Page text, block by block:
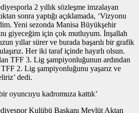
2 yıllık sözleşme imzalayan
sonra yaptığı açıklamada, ‘Vizyonu
Yeni sezonda Manisa Büyükşehir
giyeceğim için çok mutluyum. İnşallah
yıllar sürer ve burada başarılı bir grafik
Her iki taraf içinde hayırlı olsun.
TFF 3. Lig şampiyonluğunun ardından
2. Lig şampiyonluğunu yaşarız ve
dedi.
oyuncuyu kadromuza kattık’
Kulübü Başkanı Mevlüt Aktan